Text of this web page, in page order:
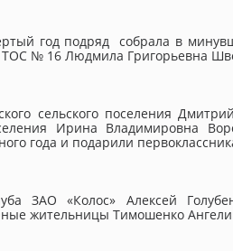
год подряд собрала в
ТОС № 16 Людмила Григорьевна
сельского поселения
Ирина Владимировна
года и подарили
ЗАО «Колос» Алексей
жительницы Тимошенко